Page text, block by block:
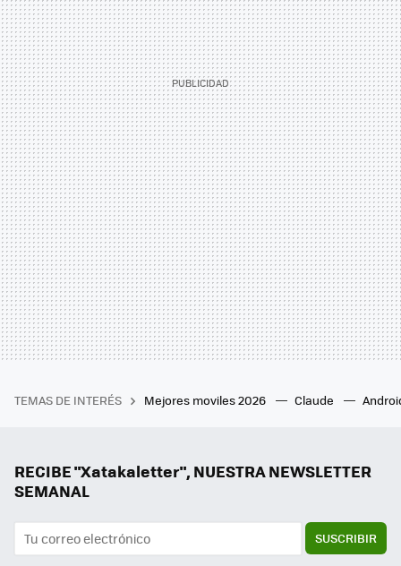
TEMAS DE INTERÉS Mejores moviles 2026 Claude
RECIBE "Xatakaletter", NUESTRA NEWSLETTER
SEMANAL
SUSCRIBIR